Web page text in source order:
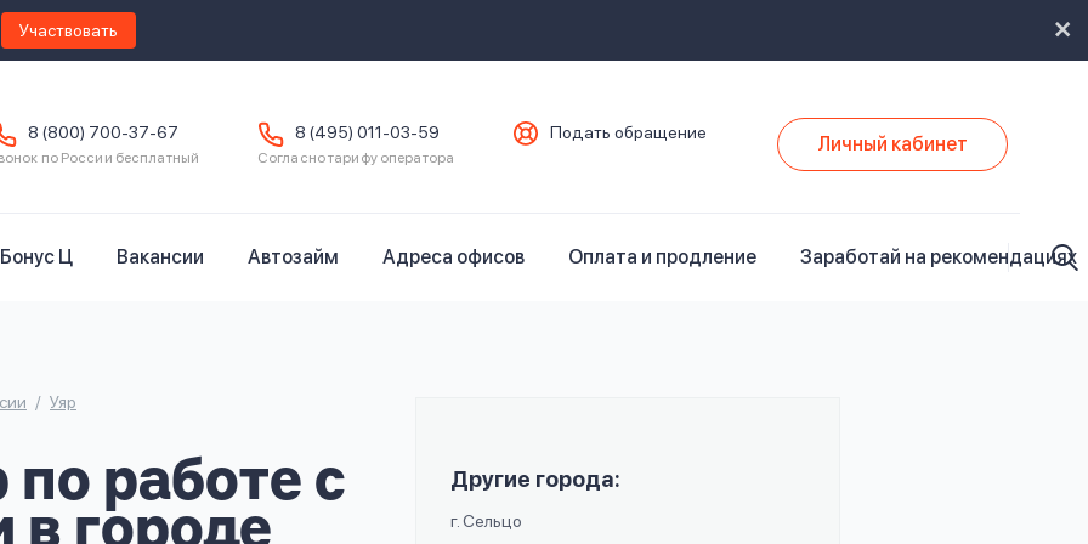
Участвовать
8 (800) 700-37-67
по России бесплатный
8 (495) 011-03-59
Согласно тарифу оператора
Подать обращение Личный кабинет
Бонус Ц Вакансии Автозайм Адреса офисов Оплата и продление Заработай на рекомендациях
Уяр
работе с
в городе
Другие города:
г. Сельцо